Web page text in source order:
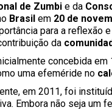
de Zumbi e da
Brasilem 20 de
para a reflexão
da
concebida
uma efeméride no
em 2011, foi
Embora não seja um